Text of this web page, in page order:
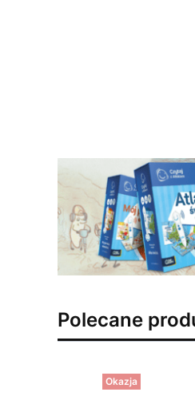
Polecane
Okazja